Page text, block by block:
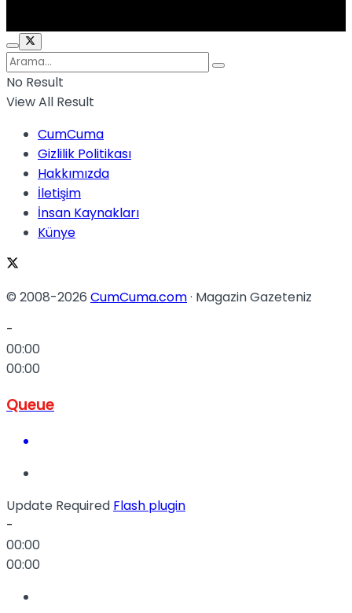
No Result
View All Result
CumCuma
Gizlilik Politikası
Hakkımızda
İletişim
İnsan Kaynakları
Künye
© 2008-2026 CumCuma.com· Magazin Gazeteniz
-
00:00
00:00
Queue
Update Required Flash plugin
-
00:00
00:00